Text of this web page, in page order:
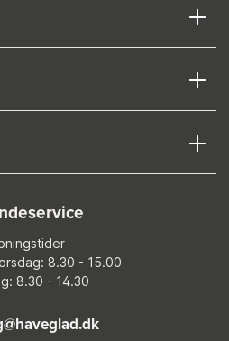
8.30 - 15.00
8.30 - 14.30